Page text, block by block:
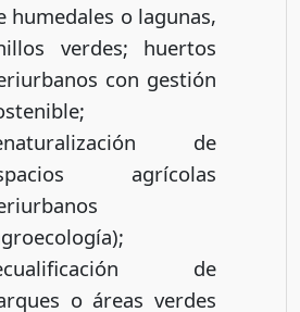
humedales o lagunas,
verdes; huertos
con gestión
de
agrícolas
de
o áreas verdes